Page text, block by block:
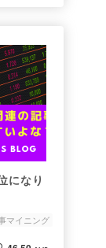
になり
マイニング